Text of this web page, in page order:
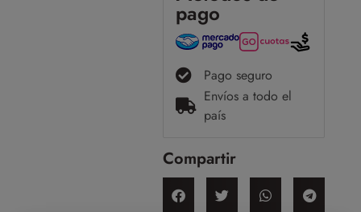
pago
Pago seguro
Envíos a todo el
país
Compartir